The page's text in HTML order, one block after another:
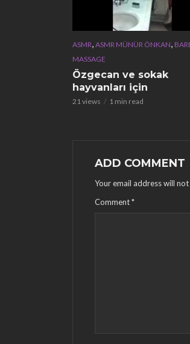
ASMR, ASMR MÜNÜR ÖNKAN,
MASSAGE
Özgecan ve sokak
hayvanları için
21 views 1 min read
ADD COMMENT
Your email address will
Comment*